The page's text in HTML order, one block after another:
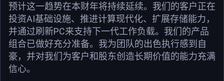
预计这一趋势在本财年将持续延续。我们的客户正在
投资AI基础设施、推进计算现代化、扩展存储能力，
并通过刷新PC来支持下一代工作负载。我们的产品
组合已做好充分准备。我为团队的出色执行感到自
豪，并对我们为客户和股东创造长期价值的能力充满
信心。